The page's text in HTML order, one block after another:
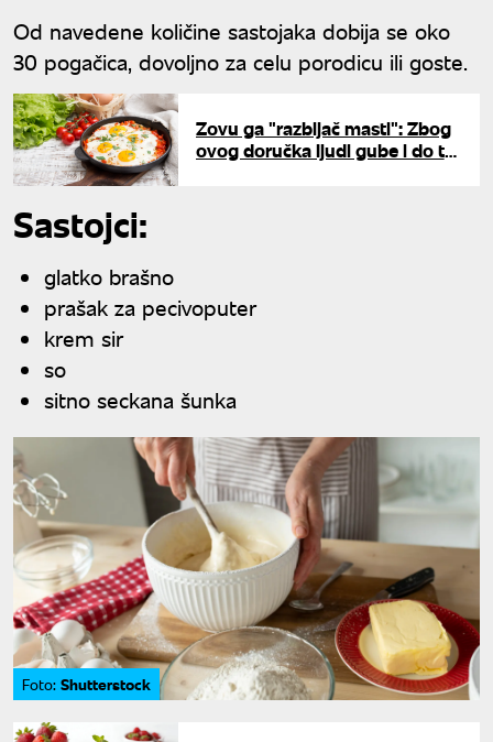
Od navedene količine sastojaka dobija se oko
30 pogačica, dovoljno za celu porodicu ili goste.
Zovu ga "razbijač masti": Zbog
ovog doručka ljudi gube i do tri
Sastojci:
glatko brašno
prašak za pecivoputer
krem sir
so
sitno seckana šunka
Foto: Shutterstock